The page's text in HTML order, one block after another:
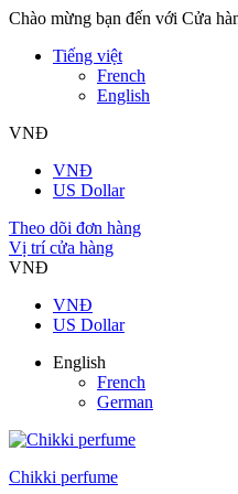
Chào mừng bạn đến với Cửa
Tiếng việt
French
English
VNĐ
VNĐ
US Dollar
Theo dõi đơn hàng
Vị trí cửa hàng
VNĐ
VNĐ
US Dollar
English
French
German
Chikki perfume